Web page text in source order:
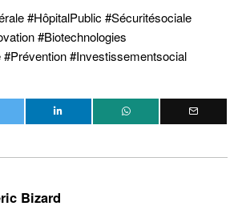
#HôpitalPublic #Sécuritésociale
#Biotechnologies
#Investissementsocial
Bizard